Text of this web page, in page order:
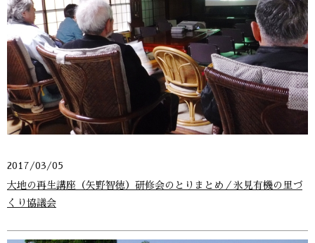
2017/03/05
大地の再生講座（矢野智徳）研修会のとりまとめ／氷見有機の里づ
くり協議会